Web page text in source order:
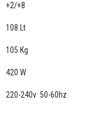
+2/+8
108 Lt
105 Kg
420 W
220-240v 50-60hz